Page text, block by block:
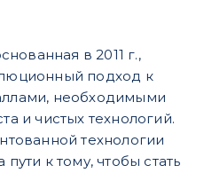
в 2011 г.,
подход к
необходимыми
и чистых технологий.
технологии
к тому, чтобы стать